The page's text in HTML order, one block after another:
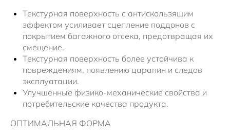
Текстурная поверхность с антискользящим
эффектом усиливает сцепление поддонов с
покрытием багажного отсека, предотвращая их
смещение.
Текстурная поверхность более устойчива к
повреждениям, появлению царапин и следов
эксплуатации.
Улучшенные физико-механические свойства и
потребительские качества продукта.
ОПТИМАЛЬНАЯ ФОРМА